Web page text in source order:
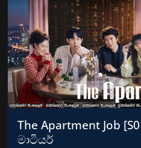
The Apartment Job
මාටියර්